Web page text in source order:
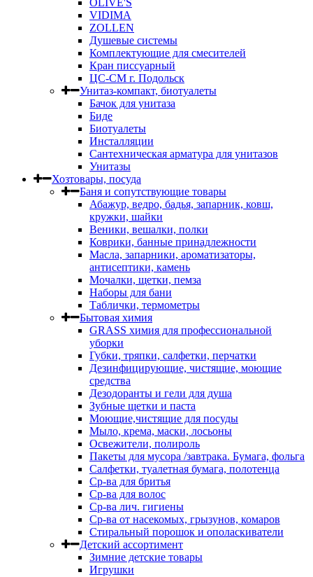
OLIVE'S
VIDIMA
ZOLLEN
Душевые системы
Комплектующие для смесителей
Кран писсуарный
ЦС-СМ г. Подольск
Унитаз-компакт, биотуалеты
Бачок для унитаза
Биде
Биотуалеты
Инсталляции
Сантехническая арматура для унитазов
Унитазы
Хозтовары, посуда
Баня и сопутствующие товары
Абажур, ведро, бадья, запарник, ковш,
кружки, шайки
Веники, вешалки, полки
Коврики, банные принадлежности
Масла, запарники, ароматизаторы,
антисептики, камень
Мочалки, щетки, пемза
Наборы для бани
Таблички, термометры
Бытовая химия
GRASS химия для профессиональной
уборки
Губки, тряпки, салфетки, перчатки
Дезинфицирующие, чистящие, моющие
средства
Дезодоранты и гели для душа
Зубные щетки и паста
Моющие,чистящие для посуды
Мыло, крема, маски, лосьоны
Освежители, полироль
Пакеты для мусора /завтрака. Бумага, фольга
Салфетки, туалетная бумага, полотенца
Ср-ва для бритья
Ср-ва для волос
Ср-ва лич. гигиены
Ср-ва от насекомых, грызунов, комаров
Стиральный порошок и ополаскиватели
Детский ассортимент
Зимние детские товары
Игрушки